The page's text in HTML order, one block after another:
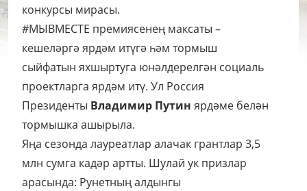
конкурсы мирасы.
#МЫВМЕСТЕ премиясенең максаты –
кешеләргә ярдәм итүгә һәм тормыш
сыйфатын яхшыртуга юнәлдерелгән социаль
проектларга ярдәм итү. Ул Россия
Президенты Владимир Путин ярдәме белән
тормышка ашырыла.
Яңа сезонда лауреатлар алачак грантлар 3,5
млн сумга кадәр артты. Шулай ук призлар
арасында: Рунетның алдынгы